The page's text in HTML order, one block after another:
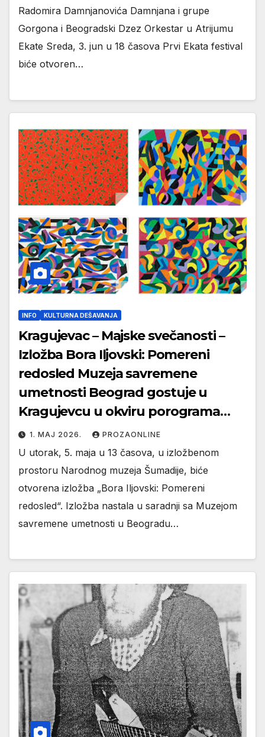
Radomira Damnjanovića Damnjana i grupe
Gorgona i Beogradski Dzez Orkestar u Atrijumu
Ekate Sreda, 3. jun u 18 časova Prvi Ekata festival
biće otvoren…
INFO KULTURNA DEŠAVANJA
Kragujevac – Majske svečanosti –
Izložba Bora Iljovski: Pomereni
redosled Muzeja savremene
umetnosti Beograd gostuje u
Kragujevcu u okviru porograma
Majske svečanosti
1. МАЈ 2026. PROZAONLINE
U utorak, 5. maja u 13 časova, u izložbenom
prostoru Narodnog muzeja Šumadije, biće
otvorena izložba „Bora Iljovski: Pomereni
redosled“. Izložba nastala u saradnji sa Muzejom
savremene umetnosti u Beogradu…